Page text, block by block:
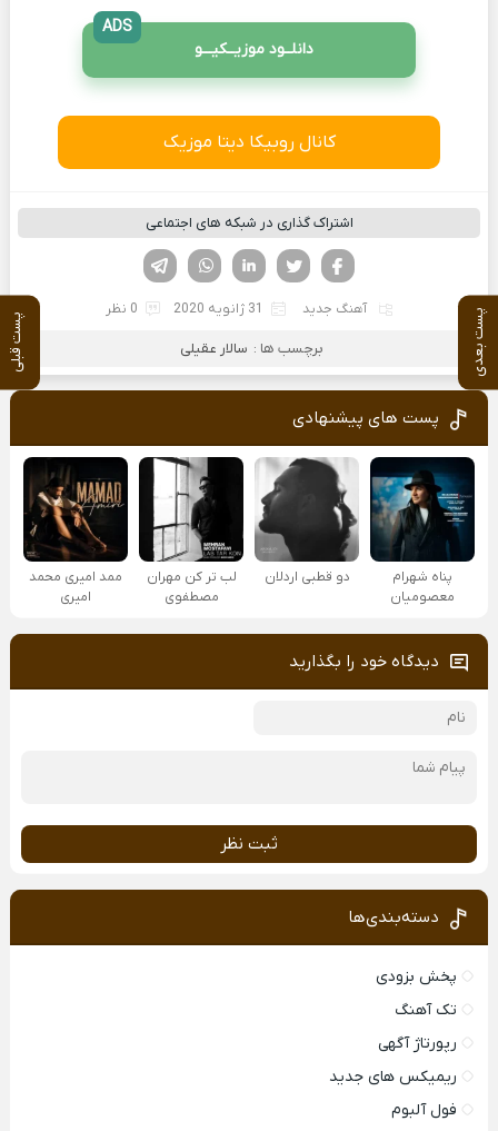
پست بعدی پست قبلی
دانلــود موزیــکیـــو
ADS
کانال روبیکا دیتا موزیک
اشتراک گذاری در شبکه های اجتماعی
لینکدین تویتر
فیسوک
آهنگ جدید 31 ژانویه 2020 0 نظر
برچسب ها : سالار عقیلی
پست های پیشنهادی
پناه شهرام
معصومیان
دو قطبی اردلان
لب تر کن مهران
مصطفوی
ممد امیری محمد
امیری
دیدگاه خود را بگذارید
ثبت نظر
دسته‌بندی‌ها
پخش بزودی
تک آهنگ
رپورتاژ آگهی
ریمیکس های جدید
فول آلبوم